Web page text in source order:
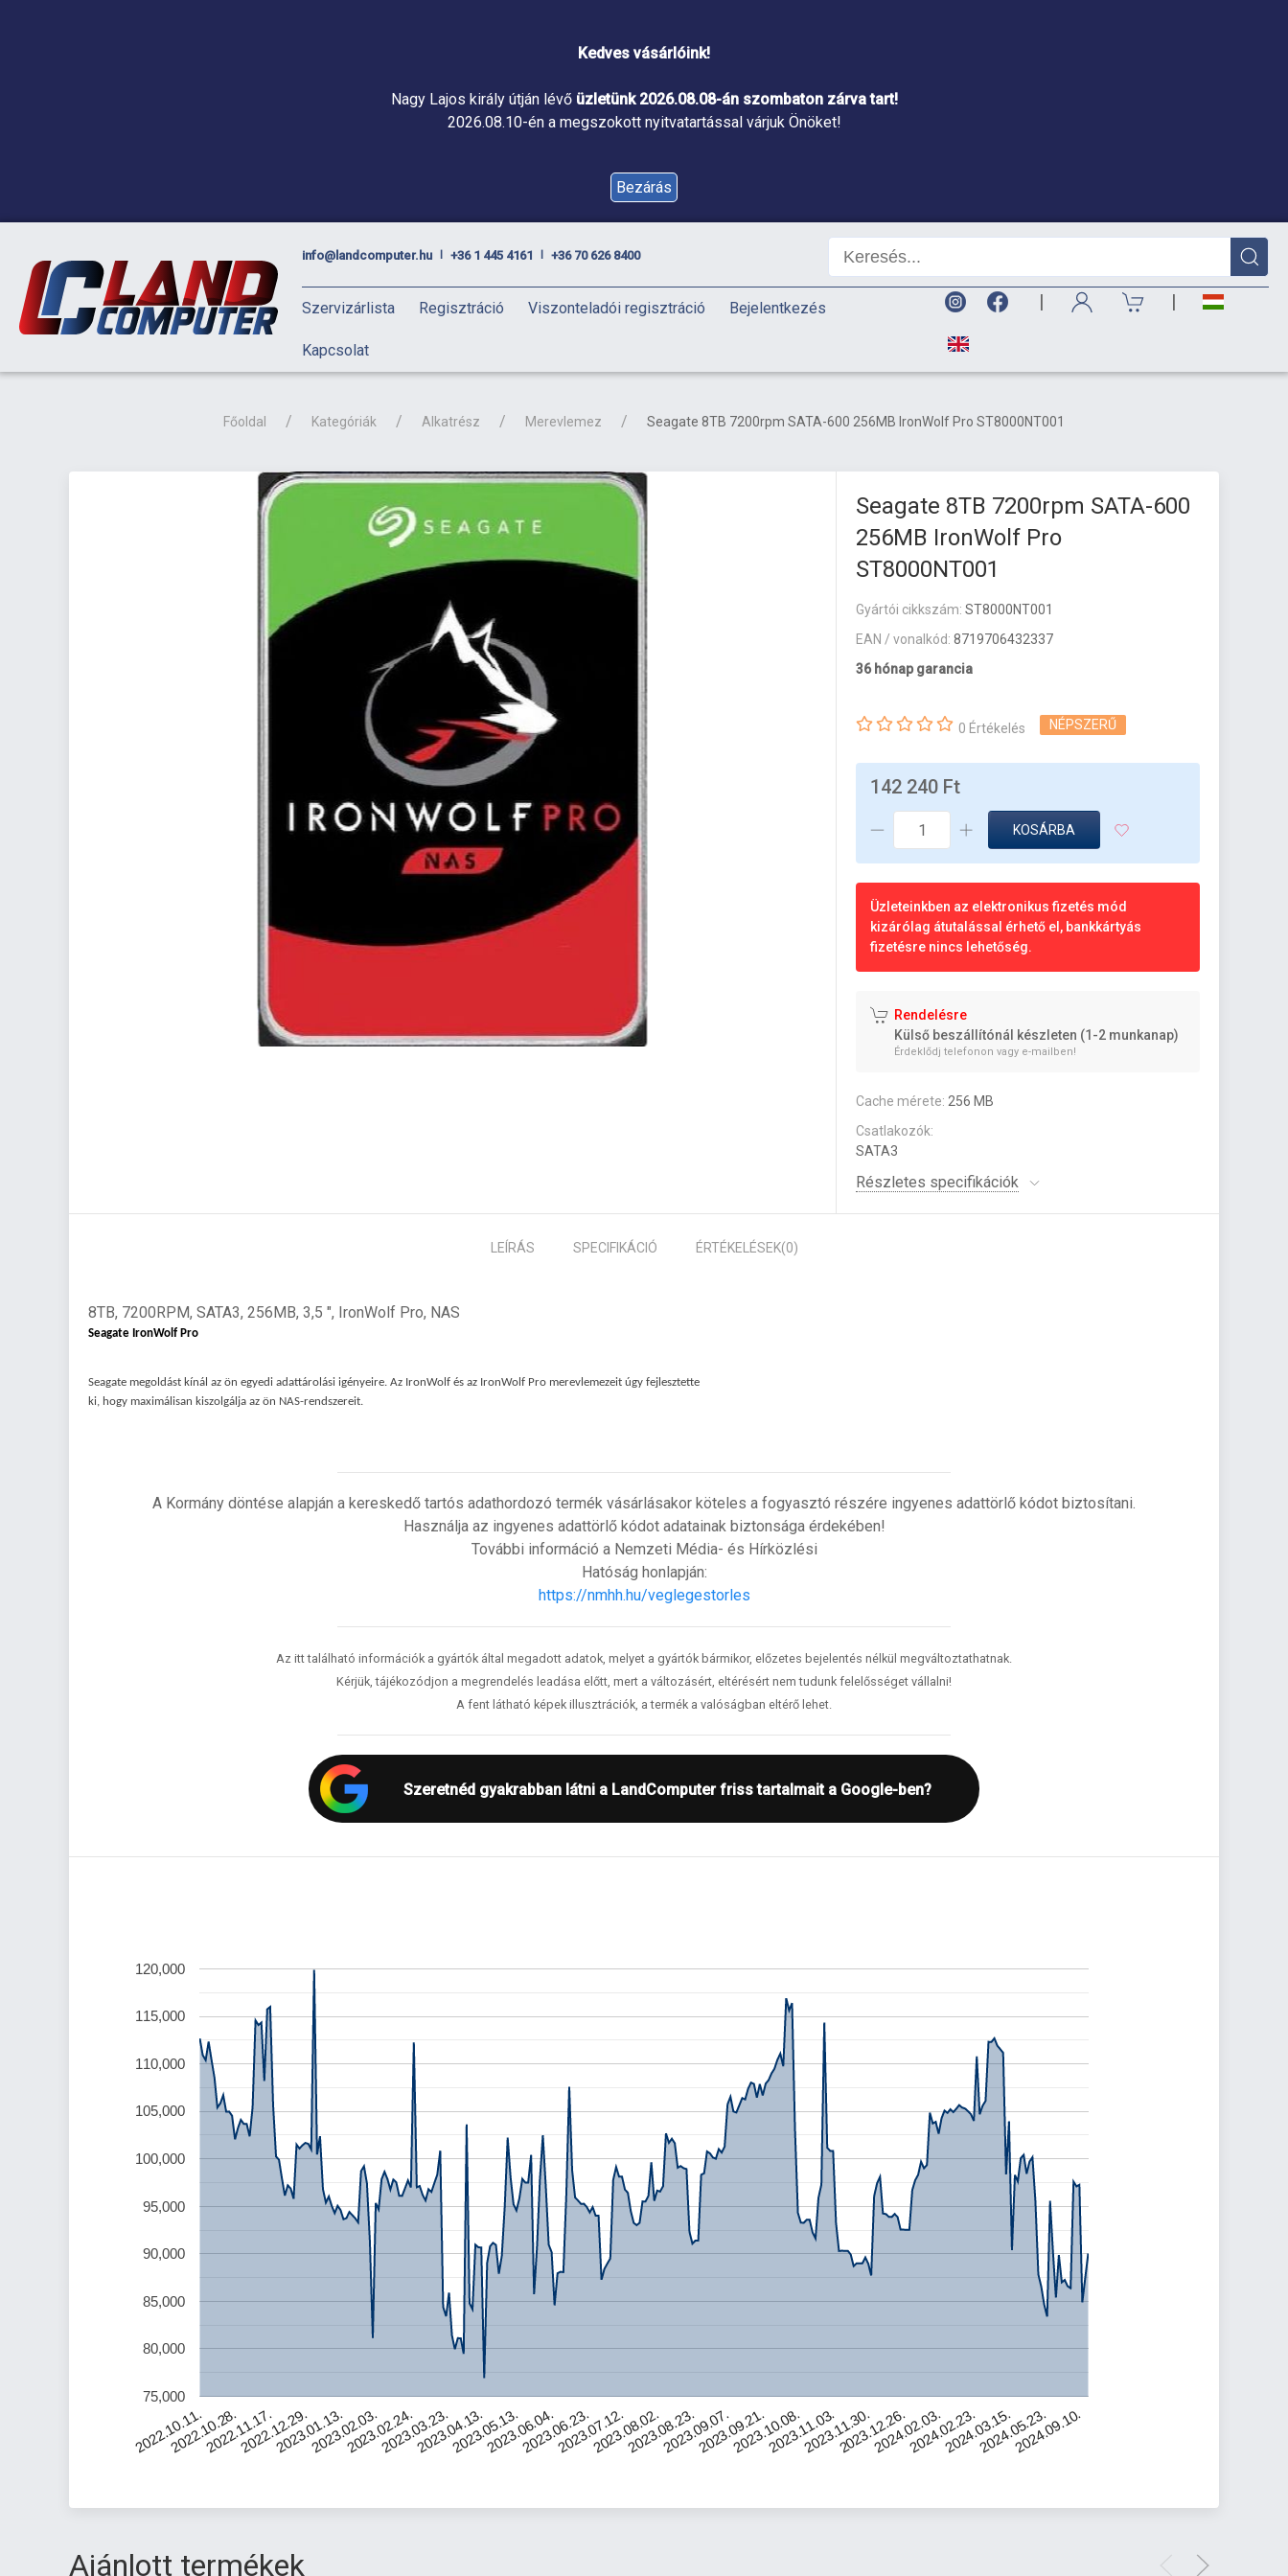
Kedves vásárlóink!
Nagy Lajos király útján lévő üzletünk 2026.08.08-án szombaton zárva tart!
2026.08.10-én a megszokott nyitvatartással várjuk Önöket!
Bezárás
info@landcomputer.hu +36 1 445 4161 +36 70 626 8400
Szervizárlista Regisztráció Viszonteladói regisztráció Bejelentkezés
Kapcsolat
| |
Főoldal Kategóriák Alkatrész Merevlemez Seagate 8TB 7200rpm SATA-600 256MB IronWolf Pro ST8000NT001
Seagate 8TB 7200rpm SATA-600
256MB IronWolf Pro
ST8000NT001
Gyártói cikkszám:ST8000NT001
EAN / vonalkód:8719706432337
36 hónap garancia
0 Értékelés NÉPSZERŰ
142 240 Ft
KOSÁRBA
Üzleteinkben az elektronikus fizetés mód
kizárólag átutalással érhető el, bankkártyás
fizetésre nincs lehetőség.
Rendelésre
Külső beszállítónál készleten (1-2 munkanap)
Érdeklődj telefonon vagy e-mailben!
Cache mérete: 256 MB
Csatlakozók:
SATA3
Részletes specifikációk
LEÍRÁS SPECIFIKÁCIÓ ÉRTÉKELÉSEK(0)
8TB, 7200RPM, SATA3, 256MB, 3,5 ", IronWolf Pro, NAS
Seagate IronWolf Pro
Seagate megoldást kínál az ön egyedi adattárolási igényeire. Az IronWolf és az IronWolf Pro merevlemezeit úgy fejlesztette
ki, hogy maximálisan kiszolgálja az ön NAS-rendszereit.
A Kormány döntése alapján a kereskedő tartós adathordozó termék vásárlásakor köteles a fogyasztó részére ingyenes adattörlő kódot biztosítani.
Használja az ingyenes adattörlő kódot adatainak biztonsága érdekében!
További információ a Nemzeti Média- és Hírközlési
Hatóság honlapján:
https://nmhh.hu/veglegestorles
Az itt található információk a gyártók által megadott adatok, melyet a gyártók bármikor, előzetes bejelentés nélkül megváltoztathatnak.
Kérjük, tájékozódjon a megrendelés leadása előtt, mert a változásért, eltérésért nem tudunk felelősséget vállalni!
A fent látható képek illusztrációk, a termék a valóságban eltérő lehet.
Szeretnéd gyakrabban látni a LandComputer friss tartalmait a Google-ben?
2022.10.11.2022.10.28.2022.11.17.2022.12.29.2023.01.13.2023.02.03.2023.02.24.2023.03.23.2023.04.13.2023.05.13.2023.06.04.2023.06.23.2023.07.12.2023.08.02.2023.08.23.2023.09.07.2023.09.21.2023.10.08.2023.11.03.2023.11.30.2023.12.26.2024.02.03.2024.02.23.2024.03.15.2024.05.23.2024.09.10.
75,000
80,000
85,000
90,000
95,000
100,000
105,000
110,000
115,000
120,000
Ajánlott termékek